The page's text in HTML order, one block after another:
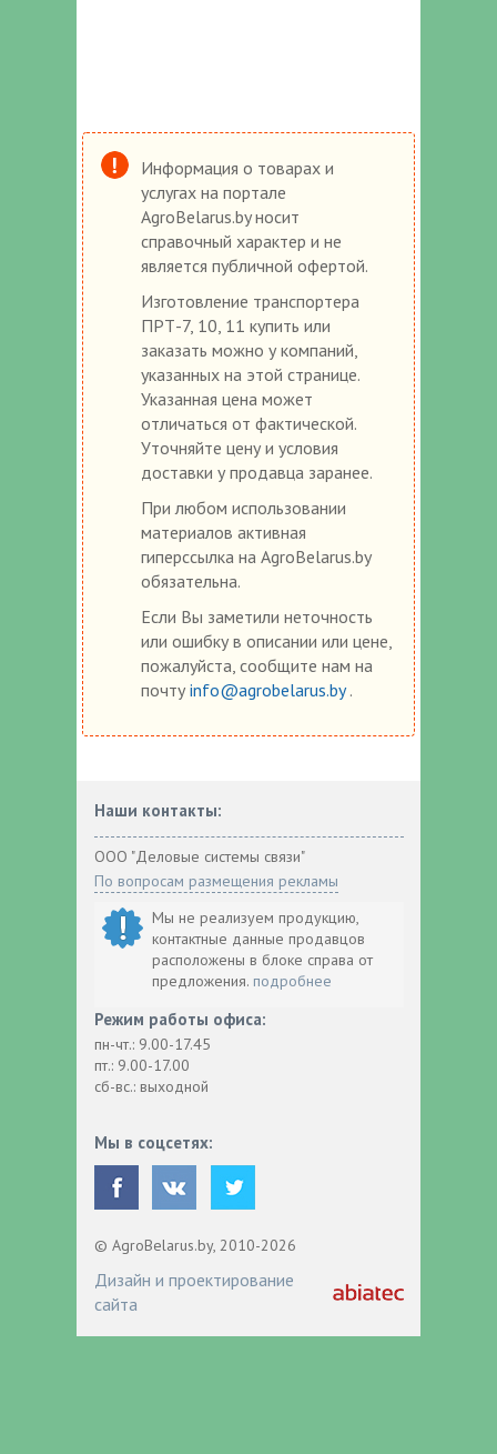
Информация о товарах и
услугах на портале
AgroBelarus.by носит
справочный характер и не
является публичной офертой.
Изготовление транспортера
ПРТ-7, 10, 11 купить или
заказать можно у компаний,
указанных на этой странице.
Указанная цена может
отличаться от фактической.
Уточняйте цену и условия
доставки у продавца заранее.
При любом использовании
материалов активная
гиперссылка на AgroBelarus.by
обязательна.
Если Вы заметили неточность
или ошибку в описании или цене,
пожалуйста, сообщите нам на
почту info@agrobelarus.by.
Наши контакты:
ООО "Деловые системы связи"
По вопросам размещения рекламы
Мы не реализуем продукцию,
контактные данные продавцов
расположены в блоке справа от
предложения. подробнее
Режим работы офиса:
пн-чт.: 9.00-17.45
пт.: 9.00-17.00
сб-вс.: выходной
Мы в соцсетях:
© AgroBelarus.by, 2010-2026
Дизайн и проектирование
сайта